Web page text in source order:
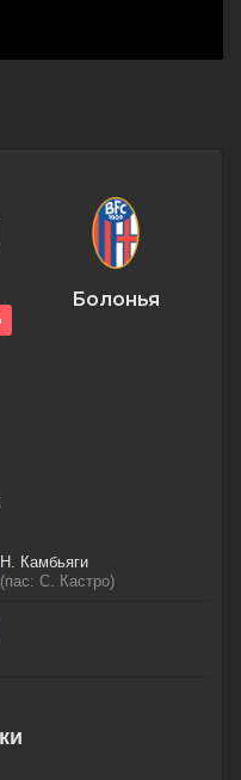
Болонья
Н. Камбьяги
(пас: С. Кастро)